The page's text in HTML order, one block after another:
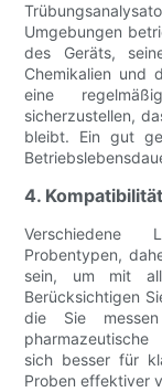
Umgebungen
des Geräts,
Chemikalien und
eine
sicherzustellen,
bleibt. Ein gut
4.
Verschiedene
Probentypen,
sein, um mit
Berücksichtigen
die Sie
sich besser für
Proben effektiver